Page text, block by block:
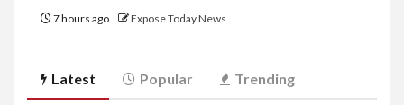
7 hours ago Expose Today News
Latest Popular Trending